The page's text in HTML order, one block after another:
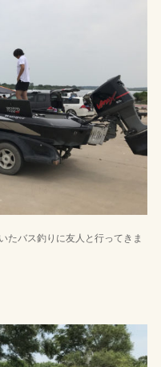
たバス釣りに友人と行ってきま